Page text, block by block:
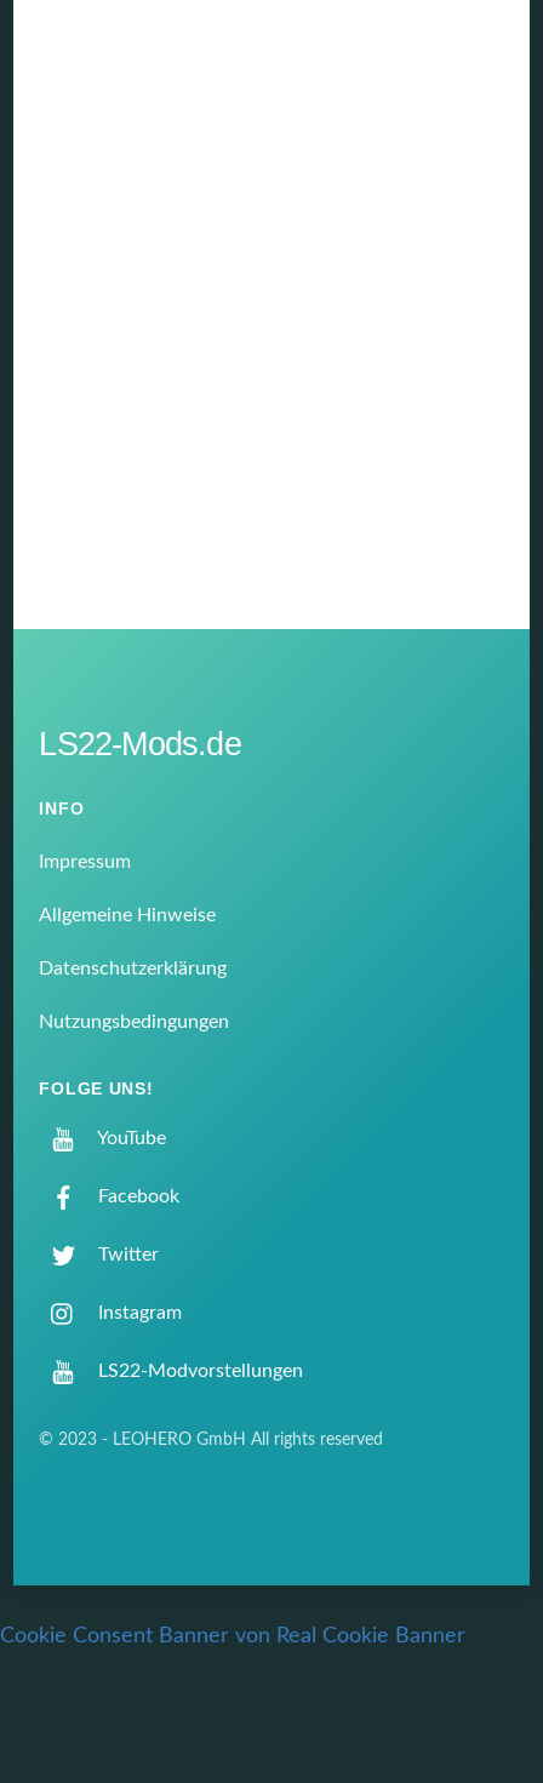
LS22-Mods.de
INFO
Impressum
Allgemeine Hinweise
Datenschutzerklärung
Nutzungsbedingungen
FOLGE UNS!
YouTube
Facebook
Twitter
Instagram
LS22-Modvorstellungen
© 2023 - LEOHERO GmbH All rights reserved
Cookie Consent Banner von Real Cookie Banner